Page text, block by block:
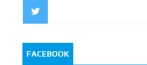
FACEBOOK